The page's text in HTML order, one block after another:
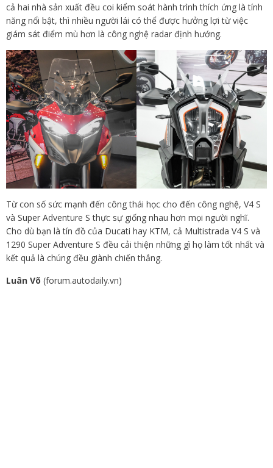
cả hai nhà sản xuất đều coi kiểm soát hành trình thích ứng là tính
năng nổi bật, thì nhiều người lái có thể được hưởng lợi từ việc
giám sát điểm mù hơn là công nghệ radar định hướng.
Từ con số sức mạnh đến công thái học cho đến công nghệ, V4 S
và Super Adventure S thực sự giống nhau hơn mọi người nghĩ.
Cho dù bạn là tín đồ của Ducati hay KTM, cả Multistrada V4 S và
1290 Super Adventure S đều cải thiện những gì họ làm tốt nhất và
kết quả là chúng đều giành chiến thắng.
Luân Võ (forum.autodaily.vn)